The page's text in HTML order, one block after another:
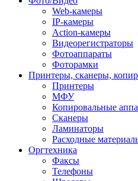
Web-камеры
IP-камеры
Action-камеры
Видеорегистраторы
Фотоаппараты
Фоторамки
Принтеры, сканеры,
Принтеры
МФУ
Копировальные
Сканеры
Ламинаторы
Расходные
Оргтехника
Факсы
Телефоны